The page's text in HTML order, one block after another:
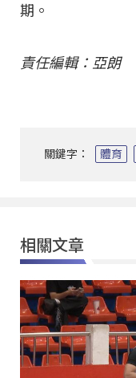
期。
責任編輯：亞朗
關鍵字： 體育
相關文章